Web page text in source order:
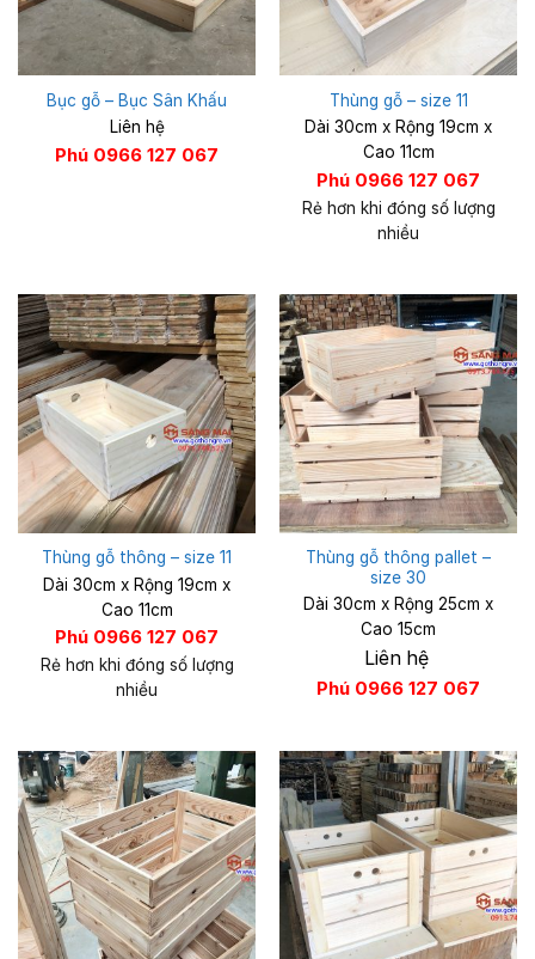
Bục gỗ – Bục Sân Khấu
Liên hệ
Phú 0966 127 067
Thùng gỗ – size 11
Dài 30cm x Rộng 19cm x
Cao 11cm
Phú 0966 127 067
Rẻ hơn khi đóng số lượng
nhiều
Thùng gỗ thông – size 11
Dài 30cm x Rộng 19cm x
Cao 11cm
Phú 0966 127 067
Rẻ hơn khi đóng số lượng
nhiều
Thùng gỗ thông pallet –
size 30
Dài 30cm x Rộng 25cm x
Cao 15cm
Liên hệ
Phú 0966 127 067